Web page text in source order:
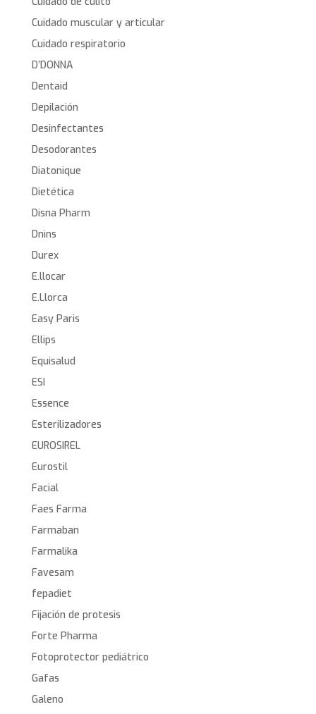
Cuidado muscular y articular
Cuidado respiratorio
D’DONNA
Dentaid
Depilación
Desinfectantes
Desodorantes
Diatonique
Dietética
Disna Pharm
Dnins
Durex
E.llocar
E.Llorca
Easy Paris
Ellips
Equisalud
ESI
Essence
Esterilizadores
EUROSIREL
Eurostil
Facial
Faes Farma
Farmaban
Farmalika
Favesam
fepadiet
Fijación de protesis
Forte Pharma
Fotoprotector pediátrico
Gafas
Galeno